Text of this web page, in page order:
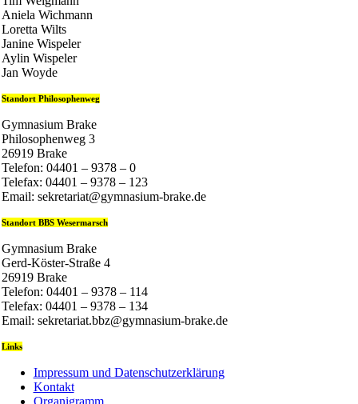
Aniela Wichmann
Loretta Wilts
Janine Wispeler
Aylin Wispeler
Jan Woyde
Standort Philosophenweg
Gymnasium Brake
Philosophenweg 3
26919 Brake
Telefon: 04401 – 9378 – 0
Telefax: 04401 – 9378 – 123
Email: sekretariat@gymnasium-brake.de
Standort BBS Wesermarsch
Gymnasium Brake
Gerd-Köster-Straße 4
26919 Brake
Telefon: 04401 – 9378 – 114
Telefax: 04401 – 9378 – 134
Email: sekretariat.bbz@gymnasium-brake.de
Links
Impressum und Datenschutzerklärung
Kontakt
Organigramm